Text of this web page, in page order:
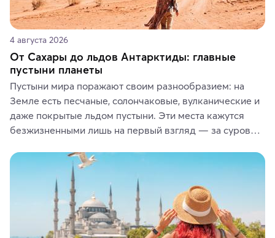
4 августа 2026
От Сахары до льдов Антарктиды: главные
пустыни планеты
Пустыни мира поражают своим разнообразием: на
Земле есть песчаные, солончаковые, вулканические и
даже покрытые льдом пустыни. Эти места кажутся
безжизненными лишь на первый взгляд — за суровой
животные и маршруты, которые дарят одни из самых
ярких впечатлений от путешествий.